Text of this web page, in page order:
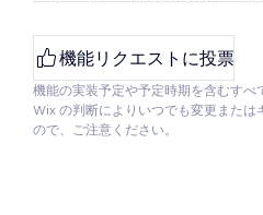
機能リクエストに投票
機能の実装予定や予定時期を含むすべ
Wix の判断によりいつでも変更または
ので、ご注意ください。